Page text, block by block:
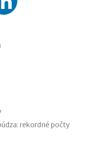
rekordné počty